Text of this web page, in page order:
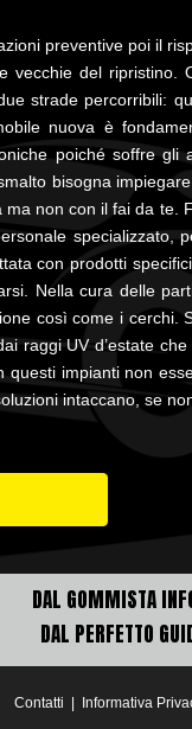
preventive poi il
vecchie del
strade percorribili:
nuova è
poiché soffre
bisogna
non con il fai da
con prodotti
Nella cura delle
così come i
raggi UV d’estate
impianti non
intaccano, se
DAL GOMMISTA
DAL PERFETTO
Contatti Informativa